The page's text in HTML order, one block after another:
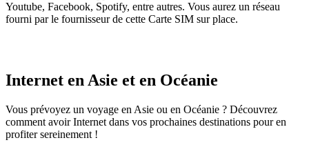
Youtube, Facebook, Spotify, entre autres. Vous aurez un réseau
fourni par le fournisseur de cette Carte SIM sur place.
Internet en Asie et en Océanie
Vous prévoyez un voyage en Asie ou en Océanie ? Découvrez
comment avoir Internet dans vos prochaines destinations pour en
profiter sereinement !